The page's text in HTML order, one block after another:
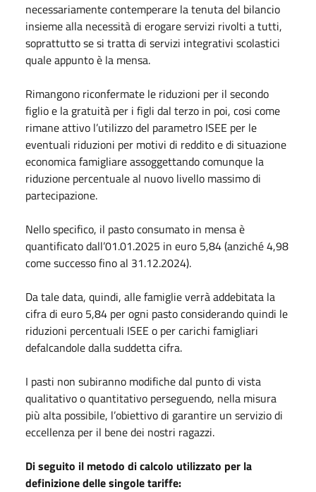
necessariamente contemperare la tenuta del bilancio
insieme alla necessità di erogare servizi rivolti a tutti,
soprattutto se si tratta di servizi integrativi scolastici
quale appunto è la mensa.
Rimangono riconfermate le riduzioni per il secondo
figlio e la gratuità per i figli dal terzo in poi, cosi come
rimane attivo l’utilizzo del parametro ISEE per le
eventuali riduzioni per motivi di reddito e di situazione
economica famigliare assoggettando comunque la
riduzione percentuale al nuovo livello massimo di
partecipazione.
Nello specifico, il pasto consumato in mensa è
quantificato dall’01.01.2025 in euro 5,84 (anziché 4,98
come successo fino al 31.12.2024).
Da tale data, quindi, alle famiglie verrà addebitata la
cifra di euro 5,84 per ogni pasto considerando quindi le
riduzioni percentuali ISEE o per carichi famigliari
defalcandole dalla suddetta cifra.
I pasti non subiranno modifiche dal punto di vista
qualitativo o quantitativo perseguendo, nella misura
più alta possibile, l’obiettivo di garantire un servizio di
eccellenza per il bene dei nostri ragazzi.
Di seguito il metodo di calcolo utilizzato per la
definizione delle singole tariffe: